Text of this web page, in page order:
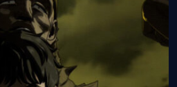
Collection
Deck Builder
My-Collection
Deck Library
Deck Share